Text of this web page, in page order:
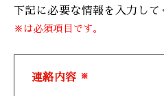
下記に必要な情報を入力して
※は必須項目です。
連絡内容 ※